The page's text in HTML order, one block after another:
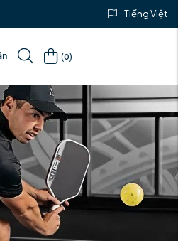
Tiếng Việt
(0)